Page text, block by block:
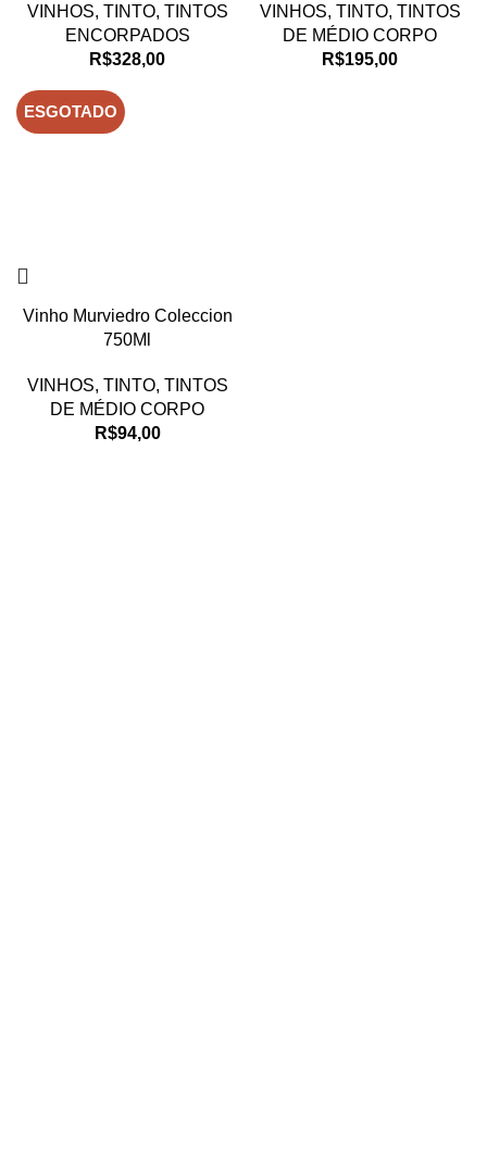
VINHOS, TINTO, TINTOS
ENCORPADOS
R$328,00
VINHOS, TINTO, TINTOS
DE MÉDIO CORPO
R$195,00
ESGOTADO
Vinho Murviedro Coleccion
750Ml
VINHOS, TINTO, TINTOS
DE MÉDIO CORPO
R$94,00